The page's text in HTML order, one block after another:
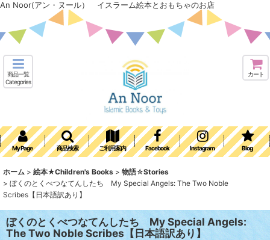
An Noor(アン・ヌール） イスラーム絵本とおもちゃのお店
商品一覧
Categories
カート
My Page 商品検索 ご利用案内 Facebook Instagram Blog
ホーム > 絵本★Children's Books > 物語☆Stories
> ぼくのとくべつなてんしたち My Special Angels: The Two Noble
Scribes【日本語訳あり】
ぼくのとくべつなてんしたち My Special Angels:
The Two Noble Scribes【日本語訳あり】